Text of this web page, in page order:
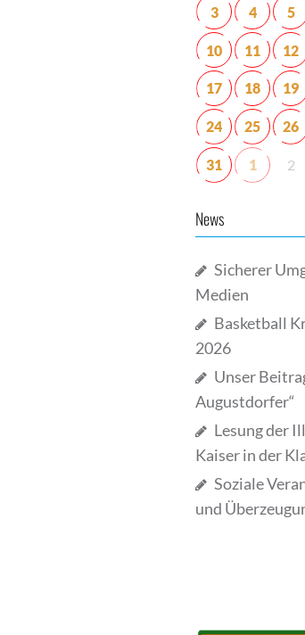
3 4 5
10 11 12
17 18 19
24 25 26
31 1 2
News
Sicherer
Medien
Basketball
2026
Unser
Augustdorfer“
Lesung der
Kaiser in der
Soziale
und